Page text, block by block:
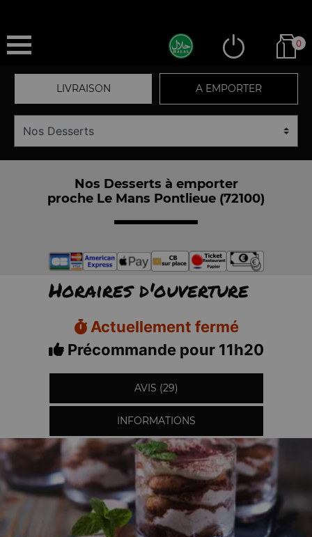
0
LIVRAISON A EMPORTER
Nos Desserts à emporter
proche Le Mans Pontlieue (72100)
Horaires d'ouverture
Actuellement fermé
Précommande pour 11h20
AVIS (29)
INFORMATIONS